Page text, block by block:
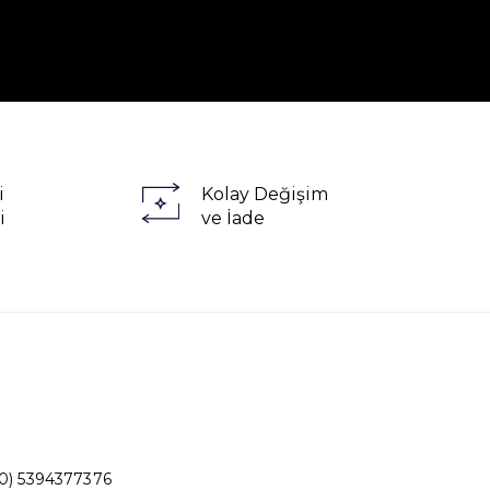
Kolay Değişim
ve İade
5394377376